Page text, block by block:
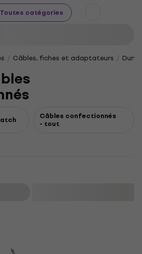
Toutes catégories
Câbles, fiches et adaptateurs
Câbles confectionnés
- tout